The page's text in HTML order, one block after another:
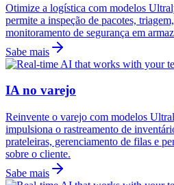
Otimize a logística com modelos
permite a inspeção de pacotes,
monitoramento de segurança em
Sabe mais
IA no varejo
Reinvente o varejo com modelos
impulsiona o rastreamento de
prateleiras, gerenciamento de filas e
sobre o cliente.
Sabe mais